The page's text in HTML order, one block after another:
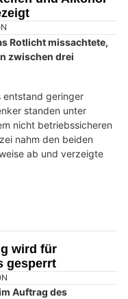
Rotlicht missachtete,
zwischen drei
entstand geringer
standen unter
nicht betriebssicheren
nahm den beiden
ab und verzeigte
wird für
gesperrt
Auftrag des